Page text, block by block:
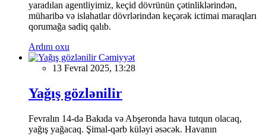
yaradılan agentliyimiz, keçid dövrünün çətinliklərindən,
müharibə və islahatlar dövrlərindən keçərək ictimai maraqları
qorumağa sadiq qalıb.
Ardını oxu
Cəmiyyət
13 Fevral 2025, 13:28
Yağış gözlənilir
Fevralın 14-də Bakıda və Abşeronda hava tutqun olacaq,
yağış yağacaq. Şimal-qərb küləyi əsəcək. Havanın